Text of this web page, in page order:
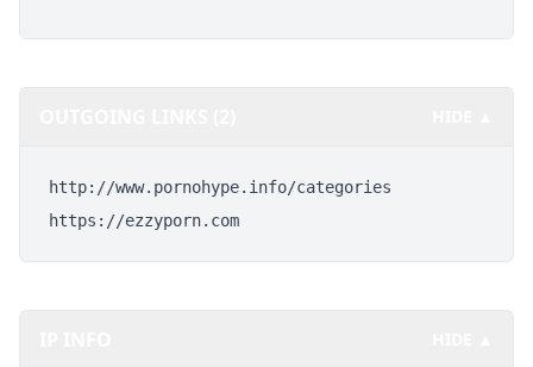
http://www.pornohype.info/categories
https://ezzyporn.com